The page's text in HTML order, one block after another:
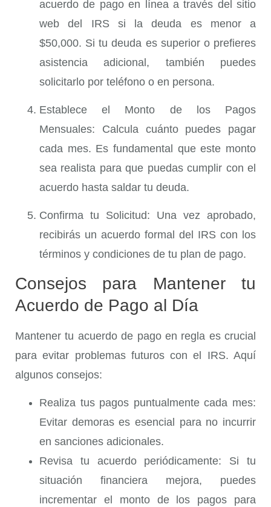
acuerdo de pago en línea a través del sitio
web del IRS si la deuda es menor a
$50,000. Si tu deuda es superior o prefieres
asistencia adicional, también puedes
solicitarlo por teléfono o en persona.
Establece el Monto de los Pagos
Mensuales: Calcula cuánto puedes pagar
cada mes. Es fundamental que este monto
sea realista para que puedas cumplir con el
acuerdo hasta saldar tu deuda.
Confirma tu Solicitud: Una vez aprobado,
recibirás un acuerdo formal del IRS con los
términos y condiciones de tu plan de pago.
Consejos para Mantener tu
Acuerdo de Pago al Día
Mantener tu acuerdo de pago en regla es crucial
para evitar problemas futuros con el IRS. Aquí
algunos consejos:
Realiza tus pagos puntualmente cada mes:
Evitar demoras es esencial para no incurrir
en sanciones adicionales.
Revisa tu acuerdo periódicamente: Si tu
situación financiera mejora, puedes
incrementar el monto de los pagos para